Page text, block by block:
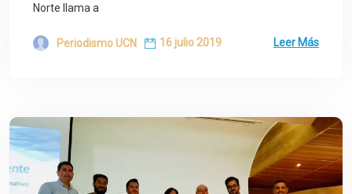
Norte llama a
Periodismo UCN 16 julio 2019 Leer Más